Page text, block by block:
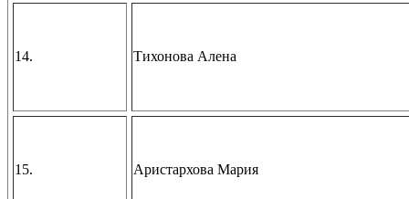
14. Тихонова Алена
15. Аристархова Мария